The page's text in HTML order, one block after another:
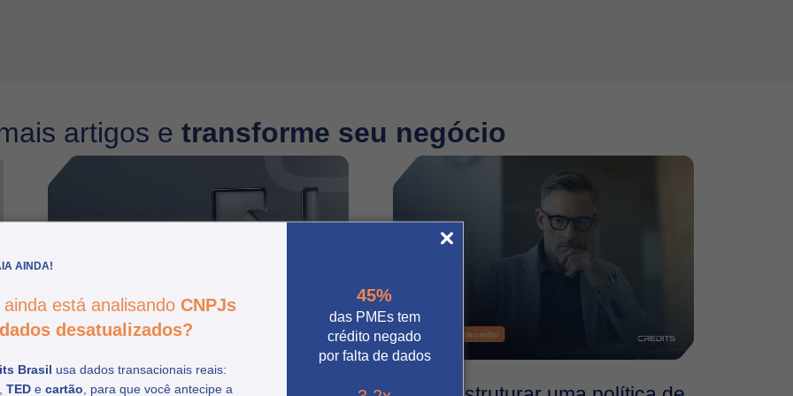
AINDA!
ainda está analisando CNPJs
dados desatualizados?
Brasil usa dados transacionais reais:
TED e cartão , para que você antecipe a
45%
das PMEs tem
crédito negado
por falta de dados
artigos e transforme seu negócio